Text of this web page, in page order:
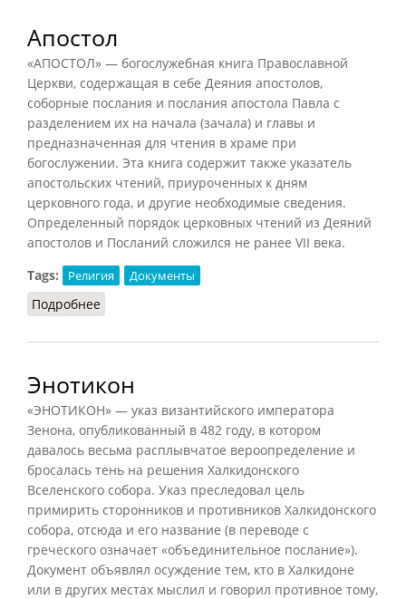
Апостол
«АПОСТОЛ» — богослужебная книга Православной
Церкви, содержащая в себе Деяния апостолов,
соборные послания и послания апостола Павла с
разделением их на начала (зачала) и главы и
предназначенная для чтения в храме при
богослужении. Эта книга содержит также указатель
апостольских чтений, приуроченных к дням
церковного года, и другие необходимые сведения.
Определенный порядок церковных чтений из Деяний
апостолов и Посланий сложился не ранее VII века.
Tags:
Религия Документы
Подробнее
Энотикон
«ЭНОТИКОН» — указ византийского императора
Зенона, опубликованный в 482 году, в котором
давалось весьма расплывчатое вероопределение и
бросалась тень на решения Халкидонского
Вселенского собора. Указ преследовал цель
примирить сторонников и противников Халкидонского
собора, отсюда и его название (в переводе с
греческого означает «объединительное послание»).
Документ объявлял осуждение тем, кто в Халкидоне
или в других местах мыслил и говорил противное тому,